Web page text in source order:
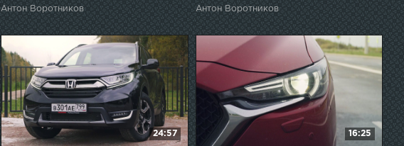
Антон Воротников Антон Воротников
24:57 16:25